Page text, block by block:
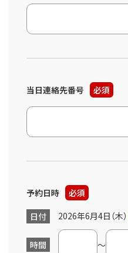
当日連絡先番号 必須
予約日時
必須
日付
2026年6月4日（木）
時間 ～